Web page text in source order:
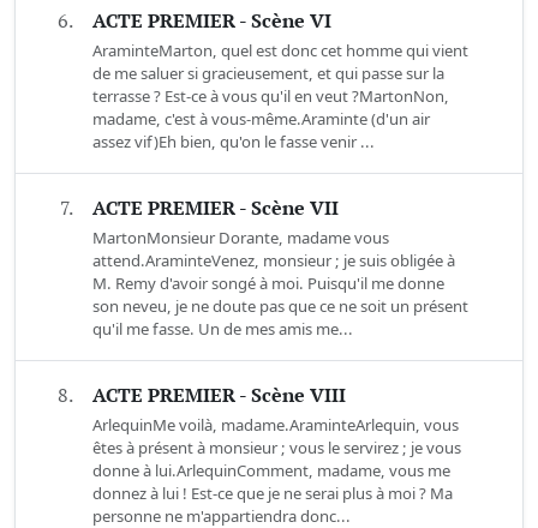
6. ACTE PREMIER - Scène VI
AraminteMarton, quel est donc cet homme qui vient
de me saluer si gracieusement, et qui passe sur la
terrasse ? Est-ce à vous qu'il en veut ?MartonNon,
madame, c'est à vous-même.Araminte (d'un air
assez vif)Eh bien, qu'on le fasse venir ...
7. ACTE PREMIER - Scène VII
MartonMonsieur Dorante, madame vous
attend.AraminteVenez, monsieur ; je suis obligée à
M. Remy d'avoir songé à moi. Puisqu'il me donne
son neveu, je ne doute pas que ce ne soit un présent
qu'il me fasse. Un de mes amis me...
8. ACTE PREMIER - Scène VIII
ArlequinMe voilà, madame.AraminteArlequin, vous
êtes à présent à monsieur ; vous le servirez ; je vous
donne à lui.ArlequinComment, madame, vous me
donnez à lui ! Est-ce que je ne serai plus à moi ? Ma
personne ne m'appartiendra donc...